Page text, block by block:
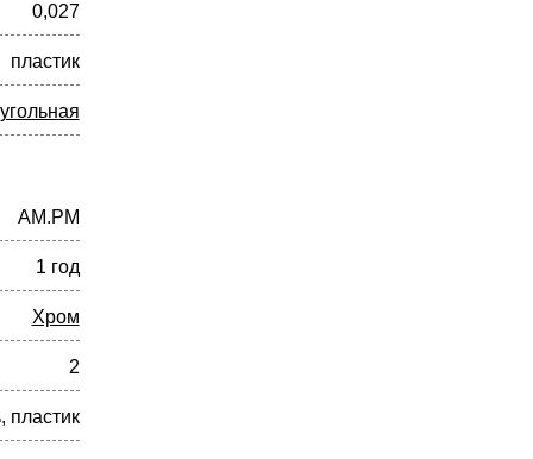
0,027
пластик
AM.PM
1 год
Хром
2